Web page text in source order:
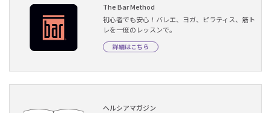
The Bar Method
初心者でも安心！バレエ、ヨガ、ピラティス、筋ト
レを一度のレッスンで。
詳細はこちら
ヘルシアマガジン